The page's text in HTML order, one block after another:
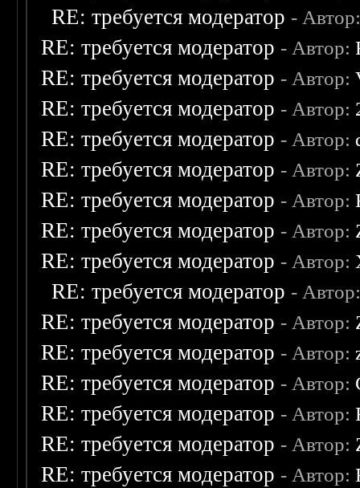
RE: требуется модератор -
RE: требуется модератор - Автор:
RE: требуется модератор - Автор:
RE: требуется модератор - Автор:
RE: требуется модератор - Автор:
RE: требуется модератор - Автор:
RE: требуется модератор - Автор:
RE: требуется модератор - Автор:
RE: требуется модератор - Автор:
RE: требуется модератор -
RE: требуется модератор - Автор:
RE: требуется модератор - Автор:
RE: требуется модератор - Автор:
RE: требуется модератор - Автор:
RE: требуется модератор - Автор:
RE: требуется модератор - Автор: